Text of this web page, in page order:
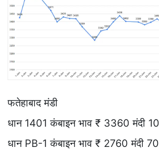
फतेहाबाद मंडी
धान 1401 कंबाइन भाव ₹ 3360 मंदी 10
धान PB-1 कंबाइन भाव ₹ 2760 मंदी 70